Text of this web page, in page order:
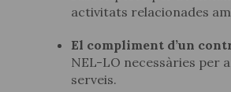
activitats relacionades
El compliment d’un
NEL-LO necessàries per
serveis.